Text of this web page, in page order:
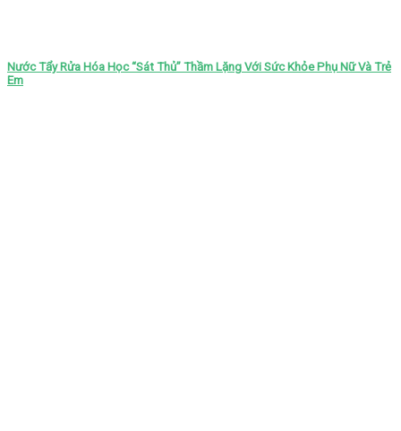
Nước Tẩy Rửa Hóa Học “Sát Thủ” Thầm Lặng Với Sức Khỏe Phụ Nữ Và Trẻ
Em